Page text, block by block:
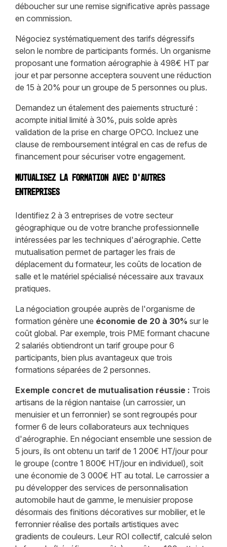
déboucher sur une remise significative après passage
en commission.
Négociez systématiquement des tarifs dégressifs
selon le nombre de participants formés. Un organisme
proposant une formation aérographie à 498€ HT par
jour et par personne acceptera souvent une réduction
de 15 à 20% pour un groupe de 5 personnes ou plus.
Demandez un étalement des paiements structuré :
acompte initial limité à 30%, puis solde après
validation de la prise en charge OPCO. Incluez une
clause de remboursement intégral en cas de refus de
financement pour sécuriser votre engagement.
Mutualisez la formation avec d'autres
entreprises
Identifiez 2 à 3 entreprises de votre secteur
géographique ou de votre branche professionnelle
intéressées par les techniques d'aérographie. Cette
mutualisation permet de partager les frais de
déplacement du formateur, les coûts de location de
salle et le matériel spécialisé nécessaire aux travaux
pratiques.
La négociation groupée auprès de l'organisme de
formation génère une économie de 20 à 30% sur le
coût global. Par exemple, trois PME formant chacune
2 salariés obtiendront un tarif groupe pour 6
participants, bien plus avantageux que trois
formations séparées de 2 personnes.
Exemple concret de mutualisation réussie : Trois
artisans de la région nantaise (un carrossier, un
menuisier et un ferronnier) se sont regroupés pour
former 6 de leurs collaborateurs aux techniques
d'aérographie. En négociant ensemble une session de
5 jours, ils ont obtenu un tarif de 1 200€ HT/jour pour
le groupe (contre 1 800€ HT/jour en individuel), soit
une économie de 3 000€ HT au total. Le carrossier a
pu développer des services de personnalisation
automobile haut de gamme, le menuisier propose
désormais des finitions décoratives sur mobilier, et le
ferronnier réalise des portails artistiques avec
gradients de couleurs. Leur ROI collectif, calculé selon